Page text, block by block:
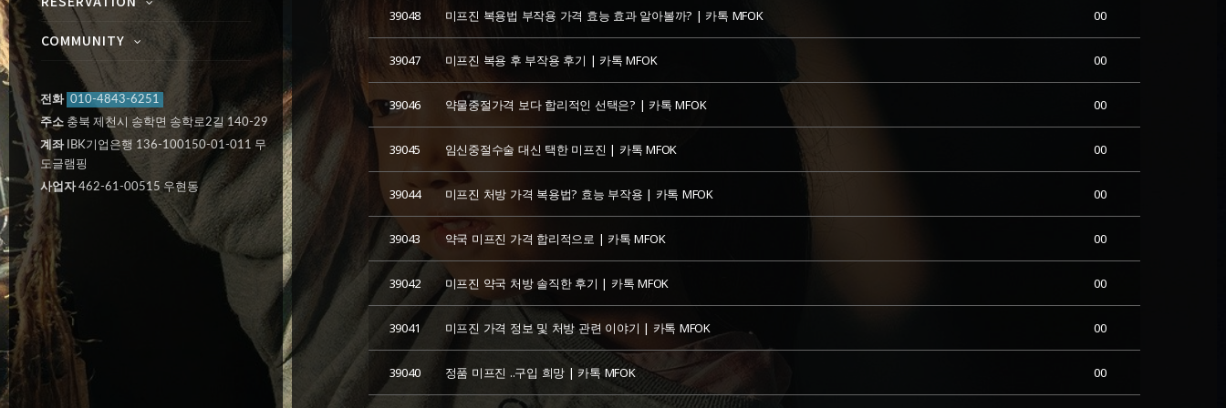
COMMUNITY
전화 010-4843-6251
주소 충북 제천시 송학면 송학로2길 140-29
계좌IBK기업은행 136-100150-01-011 무
도글램핑
사업자462-61-00515 우현동
39048 미프진 복용법 부작용 가격 효능 효과 알아볼까? | 카톡 MFOK 00
39047 미프진 복용 후 부작용 후기 | 카톡 MFOK 00
39046 약물중절가격 보다 합리적인 선택은? | 카톡 MFOK 00
39045 임신중절수술 대신 택한 미프진 | 카톡 MFOK 00
39044 미프진 처방 가격 복용법? 효능 부작용 | 카톡 MFOK 00
39043 약국 미프진 가격 합리적으로 | 카톡 MFOK 00
39042 미프진 약국 처방 솔직한 후기 | 카톡 MFOK 00
39041 미프진 가격 정보 및 처방 관련 이야기 | 카톡 MFOK 00
39040 정품 미프진 ..구입 희망 | 카톡 MFOK 00